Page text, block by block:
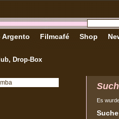
Drop-Box
Argento Filmcafé Shop
Es